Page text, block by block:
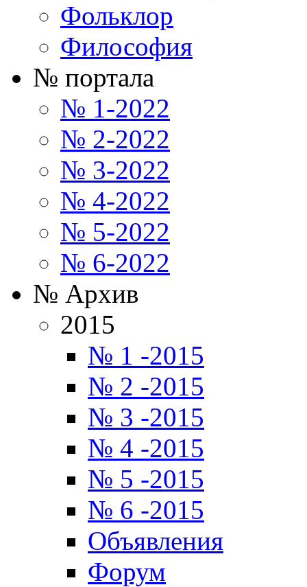
Фольклор
Философия
№ портала
№ 1-2022
№ 2-2022
№ 3-2022
№ 4-2022
№ 5-2022
№ 6-2022
№ Архив
2015
№ 1 -2015
№ 2 -2015
№ 3 -2015
№ 4 -2015
№ 5 -2015
№ 6 -2015
Объявления
Форум